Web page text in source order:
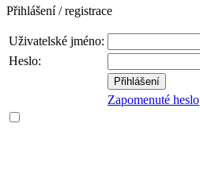
Přihlášení / registrace
Uživatelské jméno:
Heslo:
Zapomenuté heslo